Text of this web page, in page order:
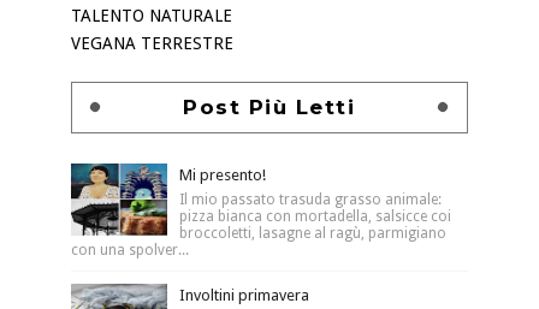
TALENTO NATURALE
VEGANA TERRESTRE
Post Più Letti
Mi presento!
Il mio passato trasuda grasso animale:
pizza bianca con mortadella, salsicce coi
broccoletti, lasagne al ragù, parmigiano
con una spolver...
Involtini primavera